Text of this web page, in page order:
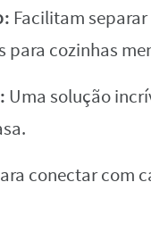
Facilitam
para cozinhas
Uma solução
conectar com